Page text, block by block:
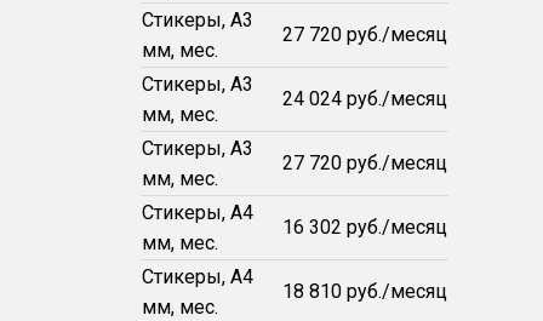
Стикеры, А3
мм, мес.
27 720 руб./месяц
Стикеры, А3
мм, мес.
24 024 руб./месяц
Стикеры, А3
мм, мес.
27 720 руб./месяц
Стикеры, А4
мм, мес.
16 302 руб./месяц
Стикеры, А4
мм, мес.
18 810 руб./месяц